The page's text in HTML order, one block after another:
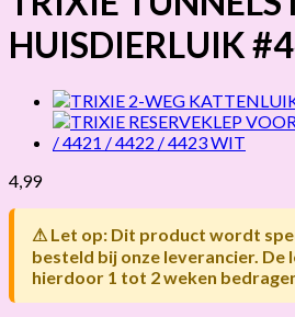
HUISDIERLUIK
4,99
⚠ Let op: Dit product wordt
besteld bij onze leverancier. De
hierdoor 1 tot 2 weken